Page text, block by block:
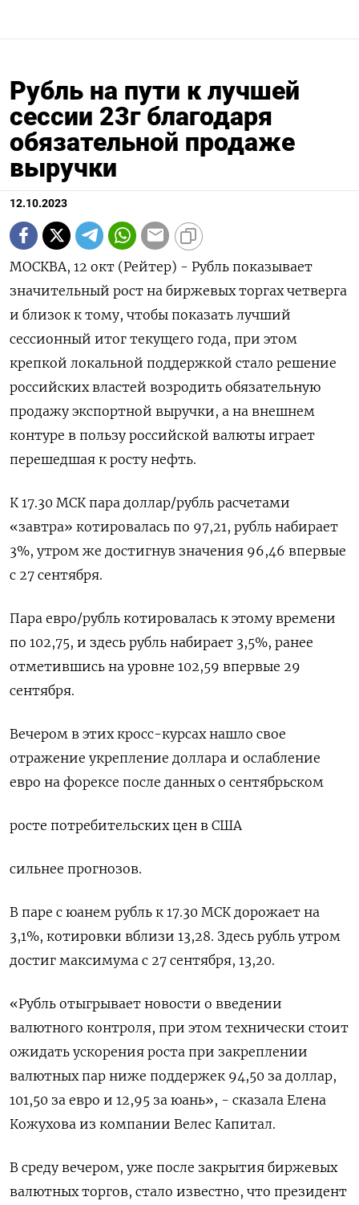
Рубль на пути к лучшей
сессии 23г благодаря
обязательной продаже
выручки
12.10.2023
МОСКВА, 12 окт (Рейтер) - Рубль показывает
значительный рост на биржевых торгах четверга
и близок к тому, чтобы показать лучший
сессионный итог текущего года, при этом
крепкой локальной поддержкой стало решение
российских властей возродить обязательную
продажу экспортной выручки, а на внешнем
контуре в пользу российской валюты играет
перешедшая к росту нефть.
К 17.30 МСК пара доллар/рубль расчетами
«завтра» котировалась по 97,21, рубль набирает
3%, утром же достигнув значения 96,46 впервые
с 27 сентября.
Пара евро/рубль котировалась к этому времени
по 102,75, и здесь рубль набирает 3,5%, ранее
отметившись на уровне 102,59 впервые 29
сентября.
Вечером в этих кросс-курсах нашло свое
отражение укрепление доллара и ослабление
евро на форексе после данных о сентябрьском
росте потребительских цен в США
сильнее прогнозов.
В паре с юанем рубль к 17.30 МСК дорожает на
3,1%, котировки вблизи 13,28. Здесь рубль утром
достиг максимума с 27 сентября, 13,20.
«Рубль отыгрывает новости о введении
валютного контроля, при этом технически стоит
ожидать ускорения роста при закреплении
валютных пар ниже поддержек 94,50 за доллар,
101,50 за евро и 12,95 за юань», - сказала Елена
Кожухова из компании Велес Капитал.
В среду вечером, уже после закрытия биржевых
валютных торгов, стало известно, что президент